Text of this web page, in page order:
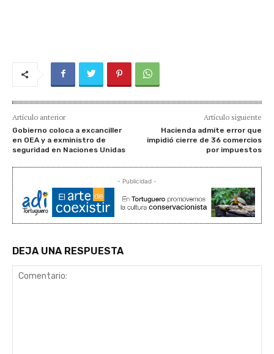
Artículo anterior
Gobierno coloca a excanciller
en OEA y a exministro de
seguridad en Naciones Unidas
Artículo siguiente
Hacienda admite error que
impidió cierre de 36 comercios
por impuestos
- Publicidad -
DEJA UNA RESPUESTA